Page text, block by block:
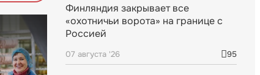
Финляндия закрывает все
«охотничьи ворота» на границе с
Россией
07 августа '26 95